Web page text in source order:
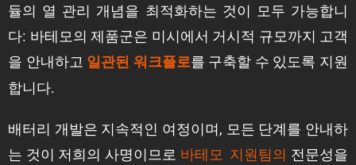
듈의 열 관리 개념을 최적화하는 것이 모두 가능합니
다: 바테모의 제품군은 미시에서 거시적 규모까지 고객
을 안내하고 일관된 워크플로를 구축할 수 있도록 지원
합니다.
배터리 개발은 지속적인 여정이며, 모든 단계를 안내하
는 것이 저희의 사명이므로 바테모 지원팀의 전문성을